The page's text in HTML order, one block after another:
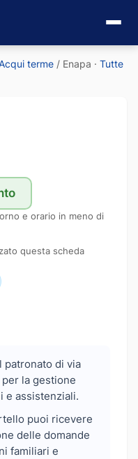
terme / Enapa · Tutte
e orario in meno di
questa scheda
patronato di via
la gestione
e assistenziali.
puoi ricevere
delle domande
familiari e